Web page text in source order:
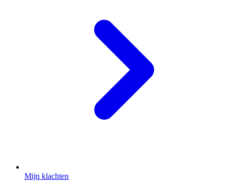
Mijn klachten